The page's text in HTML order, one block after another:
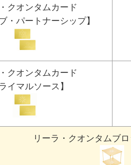
クオンタムカード
・パートナーシップ】
クオンタムカード
イマルソース】
リーラ・クオンタムブ